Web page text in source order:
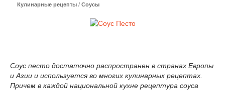
Кулинарные рецепты / Соусы
Соус песто достаточно распространен в странах Европы
и Азии и используется во многих кулинарных рецептах.
Причем в каждой национальной кухне рецептура соуса